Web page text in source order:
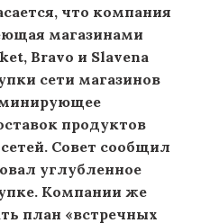
что компания
магазинами
Bravo и Slavena
сети магазинов
продуктов
Совет сообщил
углубленное
Компании же
план «встречных